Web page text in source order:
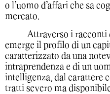
o l’uomo d’affari che sa
mercato.
Attraverso i racconti
emerge il profilo di un
caratterizzato da una
intraprendenza e di un
intelligenza, dal carattere
tratti severo ma